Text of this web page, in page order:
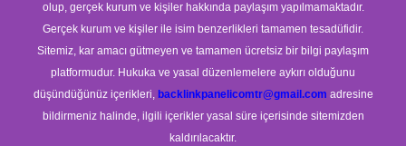
olup, gerçek kurum ve kişiler hakkında paylaşım yapılmamaktadır.
Gerçek kurum ve kişiler ile isim benzerlikleri tamamen tesadüfidir.
Sitemiz, kar amacı gütmeyen ve tamamen ücretsiz bir bilgi paylaşım
platformudur. Hukuka ve yasal düzenlemelere aykırı olduğunu
düşündüğünüz içerikleri, backlinkpanelicomtr@gmail.com adresine
bildirmeniz halinde, ilgili içerikler yasal süre içerisinde sitemizden
kaldırılacaktır.